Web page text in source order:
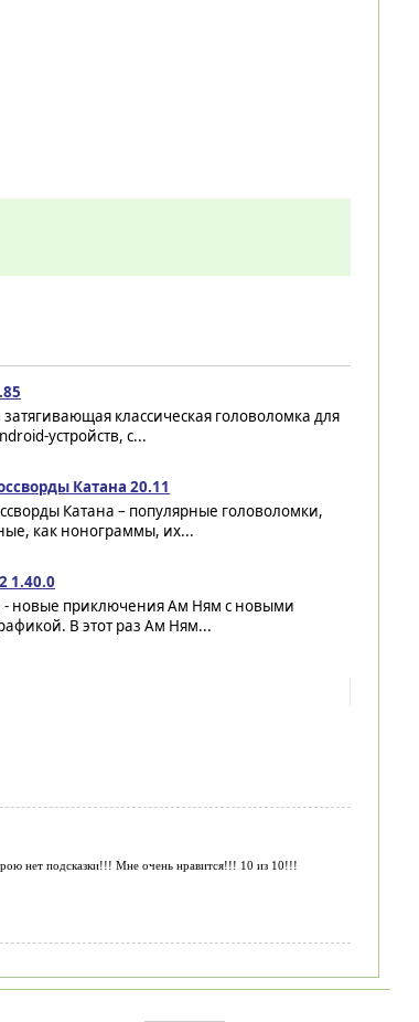
классическая головоломка для
устройств, с...
Катана 20.11
Катана – популярные головоломки,
как нонограммы, их...
1.40.0
- новые приключения Ам Ням с новыми
В этот раз Ам Ням...
нет подсказки!!! Мне очень нравится!!! 10 из 10!!!